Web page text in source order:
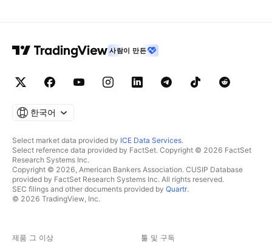
사람이 만든
한국어
Select market data provided by ICE Data Services.
Select reference data provided by FactSet. Copyright © 2026 FactSet
Research Systems Inc.
Copyright © 2026, American Bankers Association. CUSIP Database
provided by FactSet Research Systems Inc. All rights reserved.
SEC filings and other documents provided by Quartr.
© 2026 TradingView, Inc.
제품 그 이상 툴 및 구독